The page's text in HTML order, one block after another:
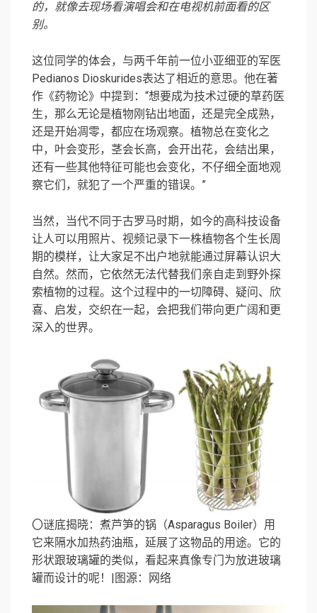
的，就像去现场看演唱会和在电视机前面看的区
别。
这位同学的体会，与两千年前一位小亚细亚的军医
Pedianos Dioskurides表达了相近的意思。他在著
作《药物论》中提到：“想要成为技术过硬的草药医
生，那么无论是植物刚钻出地面，还是完全成熟，
还是开始凋零，都应在场观察。植物总在变化之
中，叶会变形，茎会长高，会开出花，会结出果，
还有一些其他特征可能也会变化，不仔细全面地观
察它们，就犯了一个严重的错误。”
当然，当代不同于古罗马时期，如今的高科技设备
让人可以用照片、视频记录下一株植物各个生长周
期的模样，让大家足不出户地就能通过屏幕认识大
自然。然而，它依然无法代替我们亲自走到野外探
索植物的过程。这个过程中的一切障碍、疑问、欣
喜、启发，交织在一起，会把我们带向更广阔和更
深入的世界。
〇谜底揭晓：煮芦笋的锅（Asparagus Boiler）用
它来隔水加热药油瓶，延展了这物品的用途。它的
形状跟玻璃罐的类似，看起来真像专门为放进玻璃
罐而设计的呢！|图源：网络